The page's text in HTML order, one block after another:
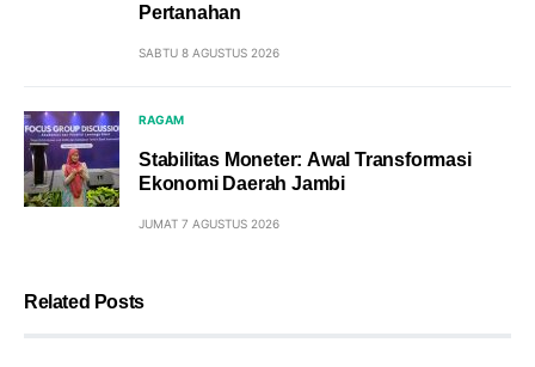
Pertanahan
SABTU 8 AGUSTUS 2026
RAGAM
Stabilitas Moneter: Awal Transformasi
Ekonomi Daerah Jambi
JUMAT 7 AGUSTUS 2026
Related Posts